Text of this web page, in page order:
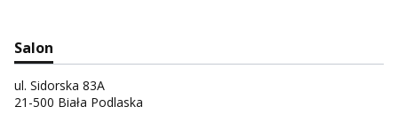
Salon
ul. Sidorska 83A
21-500 Biała Podlaska